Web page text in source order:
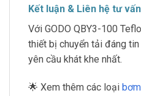
Kết luận & Liên hệ tư vấn
Với GODO QBY3-100
thiết bị chuyển tải đáng
yên cầu khát khe nhất.
🌟 Xem thêm các loại